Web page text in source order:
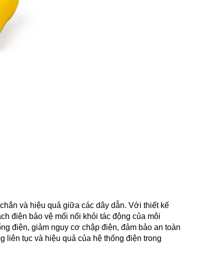
và hiệu quả giữa các dây dẫn. Với thiết kế
điện bảo vệ mối nối khỏi tác động của môi
điện, giảm nguy cơ chập điện, đảm bảo an toàn
liên tục và hiệu quả của hệ thống điện trong